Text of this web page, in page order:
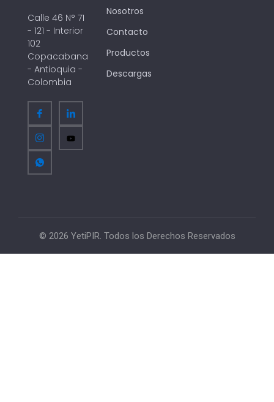
Calle 46 N° 71
- 121 - Interior
102
Copacabana
- Antioquia -
Colombia
Nosotros
Contacto
Productos
Descargas
© 2026 YetiPIR. Todos los Derechos Reservados